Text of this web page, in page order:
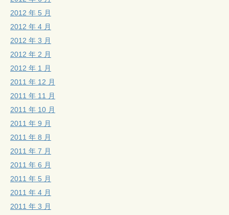
2012 年 5 月
2012 年 4 月
2012 年 3 月
2012 年 2 月
2012 年 1 月
2011 年 12 月
2011 年 11 月
2011 年 10 月
2011 年 9 月
2011 年 8 月
2011 年 7 月
2011 年 6 月
2011 年 5 月
2011 年 4 月
2011 年 3 月